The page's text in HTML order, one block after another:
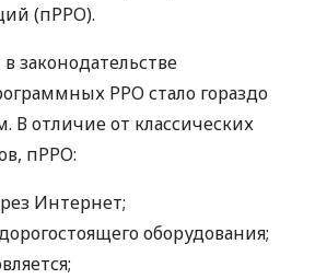
(пРРО).
законодательстве
РРО стало гораздо
В отличие от классических
пРРО:
Интернет;
оборудования;